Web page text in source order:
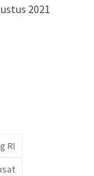
2021
RI